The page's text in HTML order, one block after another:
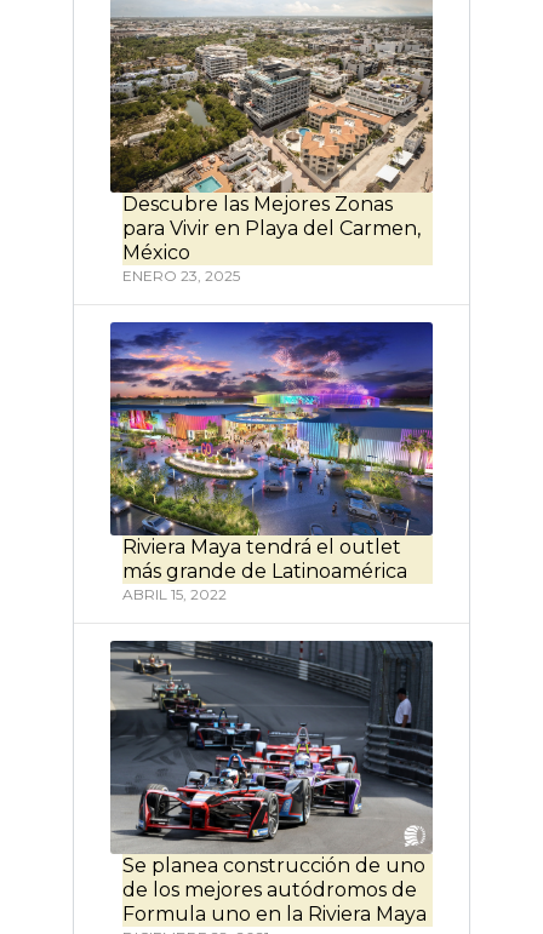
Descubre las Mejores Zonas
para Vivir en Playa del Carmen,
México
ENERO 23, 2025
Riviera Maya tendrá el outlet
más grande de Latinoamérica
ABRIL 15, 2022
Se planea construcción de uno
de los mejores autódromos de
Formula uno en la Riviera Maya